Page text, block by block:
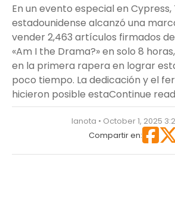
En un evento especial en
estadounidense alcanzó una
vender 2,463 artículos firmados
«Am I the Drama?» en solo 8
en la primera rapera en lograr
poco tiempo. La dedicación y el
hicieron posible estaContinue
lanota • October 1, 2025
Compartir en: